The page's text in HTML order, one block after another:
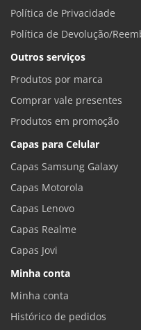
Política de Privacidade
Política de Devolução/
Outros serviços
Produtos por marca
Comprar vale presentes
Produtos em promoção
Capas para Celular
Capas Samsung Galaxy
Capas Motorola
Capas Lenovo
Capas Realme
Capas Jovi
Minha conta
Minha conta
Histórico de pedidos